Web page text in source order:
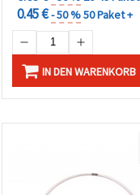
0.45 €- 50 %50 Paket +
IN DEN WARENKORB